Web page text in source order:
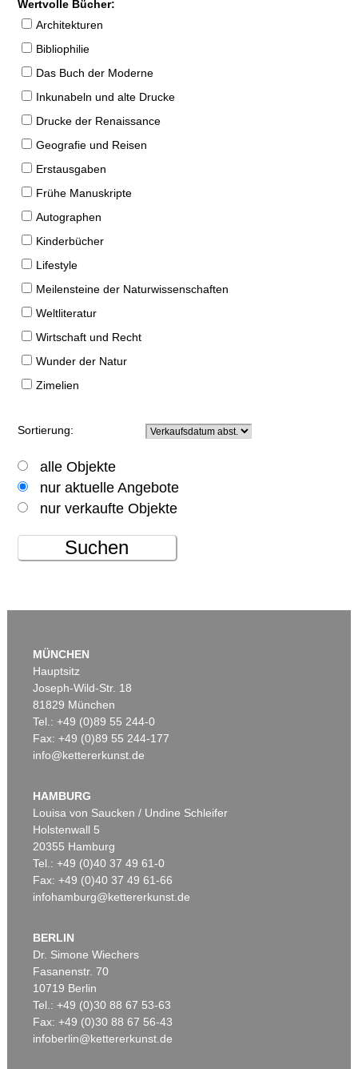
Wertvolle Bücher:
Architekturen
Bibliophilie
Das Buch der Moderne
Inkunabeln und alte Drucke
Drucke der Renaissance
Geografie und Reisen
Erstausgaben
Frühe Manuskripte
Autographen
Kinderbücher
Lifestyle
Meilensteine der Naturwissenschaften
Weltliteratur
Wirtschaft und Recht
Wunder der Natur
Zimelien
Sortierung:
alle Objekte
nur aktuelle Angebote
nur verkaufte Objekte
Suchen
MÜNCHEN
Hauptsitz
Joseph-Wild-Str. 18
81829 München
Tel.: +49 (0)89 55 244-0
Fax: +49 (0)89 55 244-177
info@kettererkunst.de
HAMBURG
Louisa von Saucken / Undine Schleifer
Holstenwall 5
20355 Hamburg
Tel.: +49 (0)40 37 49 61-0
Fax: +49 (0)40 37 49 61-66
infohamburg@kettererkunst.de
BERLIN
Dr. Simone Wiechers
Fasanenstr. 70
10719 Berlin
Tel.: +49 (0)30 88 67 53-63
Fax: +49 (0)30 88 67 56-43
infoberlin@kettererkunst.de